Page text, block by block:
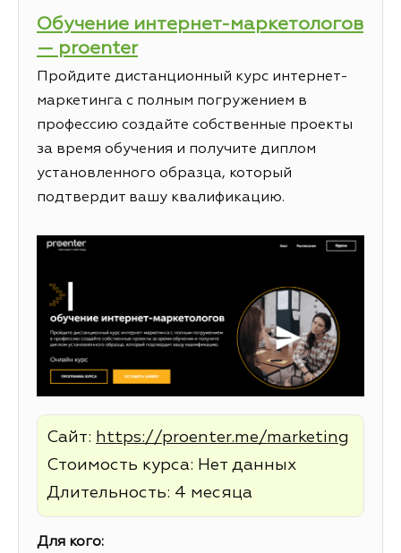
Обучение интернет-маркетологов
— proenter
Пройдите дистанционный курс интернет-
маркетинга с полным погружением в
профессию создайте собственные проекты
за время обучения и получите диплом
установленного образца, который
подтвердит вашу квалификацию.
Сайт: https://proenter.me/marketing
Стоимость курса: Нет данных
Длительность: 4 месяца
Для кого: